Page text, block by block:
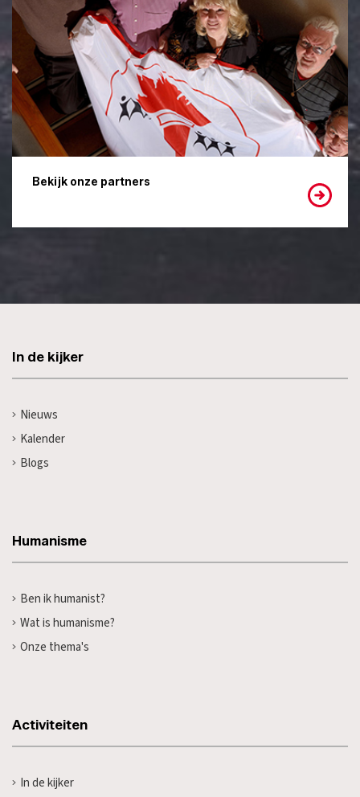
Bekijk onze partners
In de kijker
Nieuws
Kalender
Blogs
Humanisme
Ben ik humanist?
Wat is humanisme?
Onze thema's
Activiteiten
In de kijker